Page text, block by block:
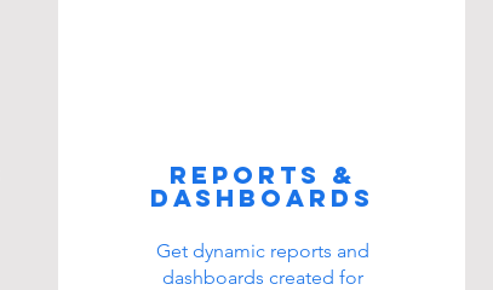
Reports &
dashboards
Get dynamic reports and
dashboards created for